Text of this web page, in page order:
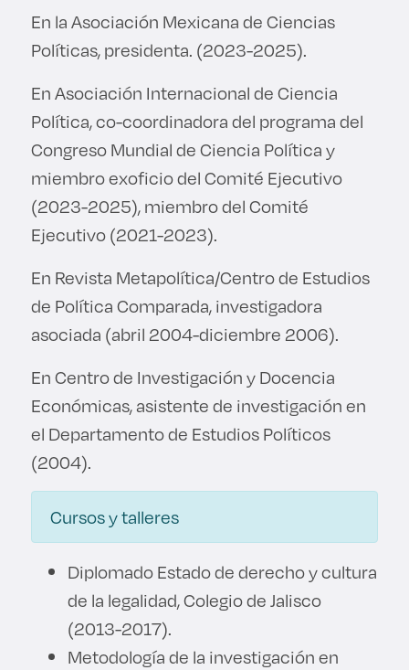
En la Asociación Mexicana de Ciencias
Políticas, presidenta. (2023-2025).
En Asociación Internacional de Ciencia
Política, co-coordinadora del programa del
Congreso Mundial de Ciencia Política y
miembro exoficio del Comité Ejecutivo
(2023-2025), miembro del Comité
Ejecutivo (2021-2023).
En Revista Metapolítica/Centro de Estudios
de Política Comparada, investigadora
asociada (abril 2004-diciembre 2006).
En Centro de Investigación y Docencia
Económicas, asistente de investigación en
el Departamento de Estudios Políticos
(2004).
Cursos y talleres
Diplomado Estado de derecho y cultura
de la legalidad, Colegio de Jalisco
(2013-2017).
Metodología de la investigación en